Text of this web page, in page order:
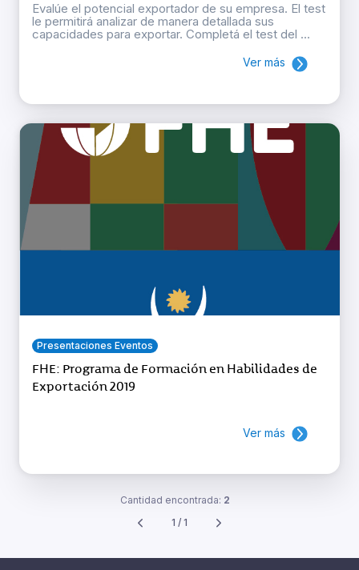
Evalúe el potencial exportador de su empresa. El test
le permitirá analizar de manera detallada sus
capacidades para exportar. Completá el test del ...
Ver más
Presentaciones Eventos
FHE: Programa de Formación en Habilidades de
Exportación 2019
Ver más
Cantidad encontrada: 2
1 / 1